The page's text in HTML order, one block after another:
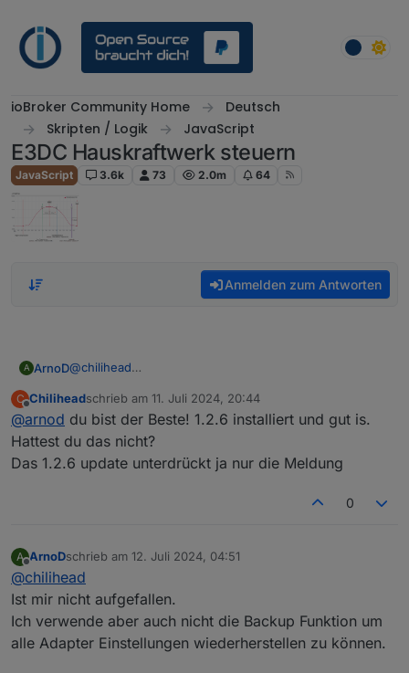
ioBroker Community Home
Deutsch
Skripten / Logik
JavaScript
E3DC Hauskraftwerk steuern
JavaScript 3.6k 73 2.0m 64
Anmelden zum Antworten
A ArnoD@chilihead
Kann es sein das du beim E3DC ein neues Firmware
Update erhalten hast oder den Adapter neu installiert
hast ?
Einmal auf Github e3dc-rscp prüfen ob das Problem
bereits bekannt ist.
Nachtrag:
Kann es sich um diesen Fehler handeln:
https://github.com/git-kick/ioBroker.e3dc-
rscp/issues/218
C
Offline
Chiliheadschrieb am 11. Juli 2024, 20:44
zuletzt editiert von
@arnod du bist der Beste! 1.2.6 installiert und gut is.
Hattest du das nicht?
Das 1.2.6 update unterdrückt ja nur die Meldung
0
A
Offline
ArnoDschrieb am 12. Juli 2024, 04:51
zuletzt editiert von
@chilihead
Ist mir nicht aufgefallen.
Ich verwende aber auch nicht die Backup Funktion um
alle Adapter Einstellungen wiederherstellen zu können.